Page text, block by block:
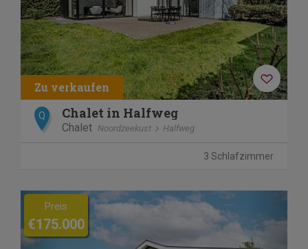
Q Chalet in Halfweg
Chalet Noordzeekust Halfweg
3 Schlafzimmer
Previous
Preis
€175.000